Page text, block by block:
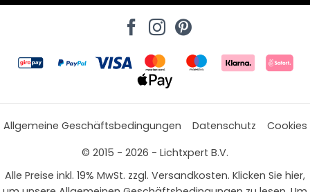
Allgemeine Geschäftsbedingungen Datenschutz
Cookies
© 2015 - 2026 - Lichtxpert B.V.
Alle Preise inkl. 19% MwSt. zzgl. Versandkosten. Klicken Sie hier,